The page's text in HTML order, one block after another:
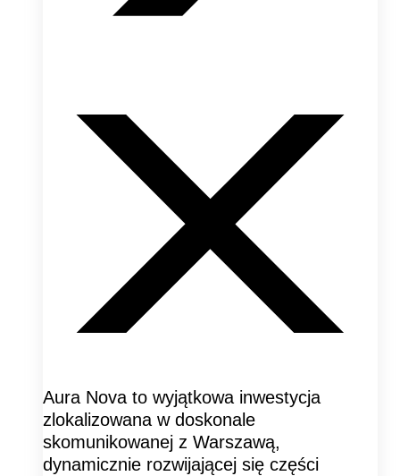
Aura Nova to wyjątkowa inwestycja
zlokalizowana w doskonale
skomunikowanej z Warszawą,
dynamicznie rozwijającej się części